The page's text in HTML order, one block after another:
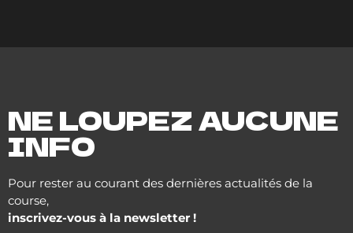
NE LOUPEZ AUCUNE
INFO
Pour rester au courant des dernières actualités de la
course,
inscrivez-vous à la newsletter !